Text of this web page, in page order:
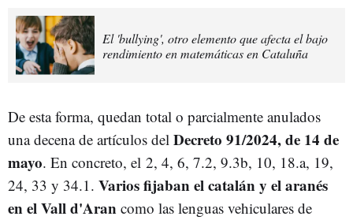
El 'bullying', otro elemento que afecta el bajo
rendimiento en matemáticas en Cataluña
De esta forma, quedan total o parcialmente anulados
una decena de artículos del Decreto 91/2024, de 14 de
mayo. En concreto, el 2, 4, 6, 7.2, 9.3b, 10, 18.a, 19,
24, 33 y 34.1. Varios fijaban el catalán y el aranés
en el Vall d'Aran como las lenguas vehiculares de